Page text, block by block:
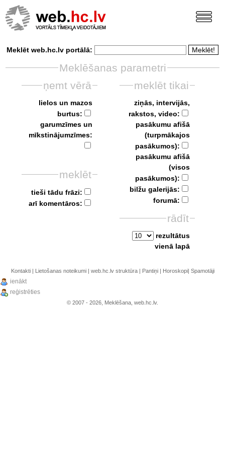
Meklēt web.hc.lv portālā:
Meklēšanas parametri
ņemt vērā
lielos un mazos
burtus:
garumzīmes un
mīkstinājumzīmes:
meklēt
tieši tādu frāzi:
arī komentāros:
meklēt tikai
ziņās, intervijās,
rakstos, video:
pasākumu afišā
(turpmākajos
pasākumos):
pasākumu afišā
(visos
pasākumos):
bilžu galerijās:
forumā:
rādīt
rezultātus
vienā lapā
Kontakti| Lietošanas noteikumi| web.hc.lv struktūra| Pantiņi| Horoskopi| Spamotāji
ienākt
reģistrēties
© 2007 - 2026, Meklēšana, web.hc.lv.